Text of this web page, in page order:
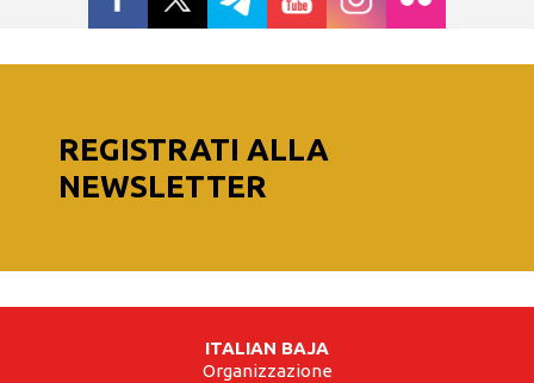
REGISTRATI ALLA
NEWSLETTER
ITALIAN BAJA
Organizzazione